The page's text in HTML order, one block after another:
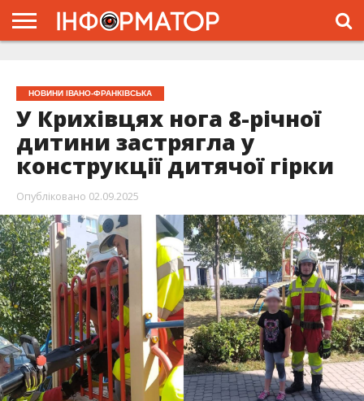
НОВИНИ ІВАНО-ФРАНКІВСЬКА
У Крихівцях нога 8-річної
дитини застрягла у
конструкції дитячої гірки
Опубліковано 02.09.2025